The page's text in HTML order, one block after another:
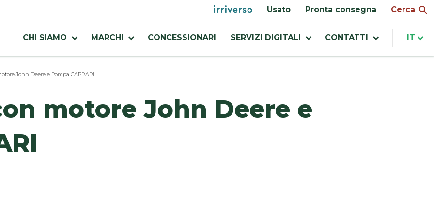
John Deere e Pompa CAPRARI
motore John Deere e
Menu
Usato Pronta consegna Cerca
azienda
CHI SIAMO MARCHI CONCESSIONARI SERVIZI DIGITALI CONTATTI IT